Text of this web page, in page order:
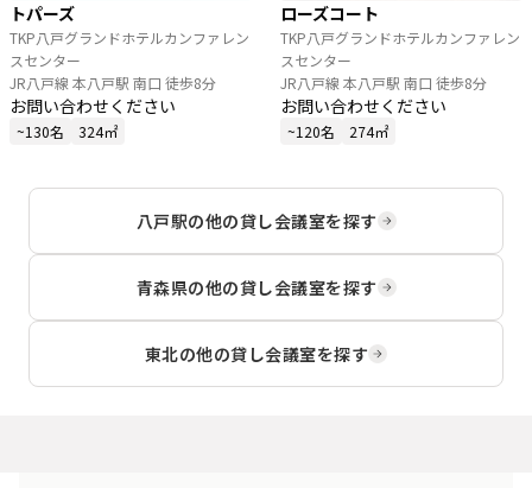
トパーズ
TKP八戸グランドホテルカンファレン
スセンター
JR八戸線 本八戸駅 南口 徒歩8分
お問い合わせください
~130名 324㎡
ローズコート
TKP八戸グランドホテルカンファレン
スセンター
JR八戸線 本八戸駅 南口 徒歩8分
お問い合わせください
~120名 274㎡
八戸駅の他の貸し会議室を探す
青森県の他の貸し会議室を探す
東北の他の貸し会議室を探す